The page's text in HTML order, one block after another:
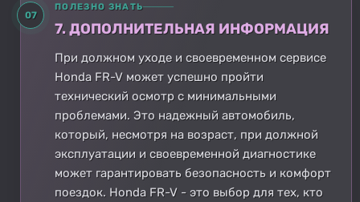
07
ПОЛЕЗНО ЗНАТЬ
7. ДОПОЛНИТЕЛЬНАЯ ИНФОРМАЦИЯ
При должном уходе и своевременном сервисе
Honda FR-V может успешно пройти
технический осмотр с минимальными
проблемами. Это надежный автомобиль,
который, несмотря на возраст, при должной
эксплуатации и своевременной диагностике
может гарантировать безопасность и комфорт
поездок. Honda FR-V - это выбор для тех, кто